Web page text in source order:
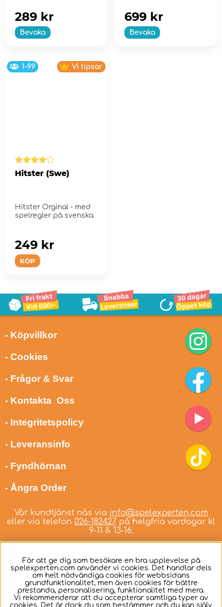
Bevaka
289 kr
Bevaka
699 kr
1-99 Vi tipsar
Hitster (Swe)
Hitster Orginal - med
spelregler på svenska.
KÖP
249 kr
- Köpvillkor
- Cookies
- Frågor & Svar
- Kontakta Oss
- Integritetspolicy
- Leveransinfo
- Fyndhörnan
- Ångra Order
Vår kundtjänst nås via info@spelexperten.com
eller via telefon 026-182427 på helgfria vardagar kl
9-11 & 13-16.
Svenska
För att ge dig som besökare en bra upplevelse på
spelexperten.com använder vi cookies. Det handlar dels
om helt nödvändiga cookies för webbsidans
grundfunktionalitet, men även cookies för bättre
prestanda, personalisering, funktionalitet med mera.
Vi rekommenderar att du accepterar samtliga typer av
cookies. Det är dock du som bestämmer och du kan själv